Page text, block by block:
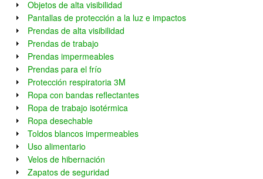
Objetos de alta visibilidad
Pantallas de protección a la luz e impactos
Prendas de alta visibilidad
Prendas de trabajo
Prendas impermeables
Prendas para el frío
Protección respiratoria 3M
Ropa con bandas reflectantes
Ropa de trabajo isotérmica
Ropa desechable
Toldos blancos impermeables
Uso alimentario
Velos de hibernación
Zapatos de seguridad